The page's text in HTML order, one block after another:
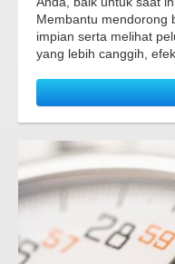
Membantu mendorong
impian serta melihat
yang lebih canggih,